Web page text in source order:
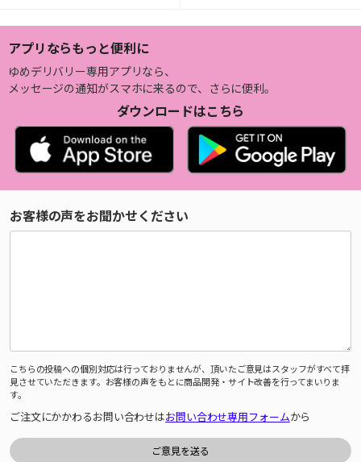
アプリならもっと便利に
ゆめデリバリー専用アプリなら、
メッセージの通知がスマホに来るので、さらに便利。
ダウンロードはこちら
お客様の声をお聞かせください
こちらの投稿への個別対応は行っておりませんが、頂いたご意見はスタッフがすべて拝
見させていただきます。お客様の声をもとに商品開発・サイト改善を行ってまいりま
す。
ご注文にかかわるお問い合わせはお問い合わせ専用フォームから